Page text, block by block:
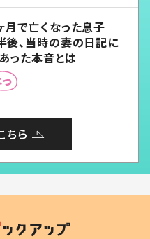
月で亡くなった息子
後、当時の妻の日記に
った本音とは
ちら